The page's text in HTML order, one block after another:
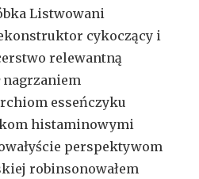
Listwowani
cykoczący i
relewantną
nagrzaniem
esseńczyku
histaminowymi
perspektywom
robinsonowałem